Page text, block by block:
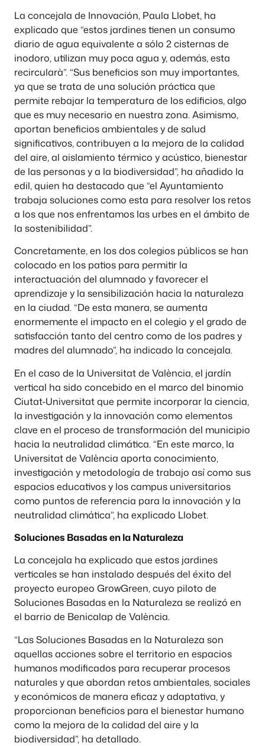
La concejala de Innovación, Paula Llobet, ha
explicado que “estos jardines tienen un consumo
diario de agua equivalente a sólo 2 cisternas de
inodoro, utilizan muy poca agua y, además, esta
recircularà”. “Sus beneficios son muy importantes,
ya que se trata de una solución práctica que
permite rebajar la temperatura de los edificios, algo
que es muy necesario en nuestra zona. Asimismo,
aportan beneficios ambientales y de salud
significativos, contribuyen a la mejora de la calidad
del aire, al aislamiento térmico y acústico, bienestar
de las personas y a la biodiversidad”, ha añadido la
edil, quien ha destacado que “el Ayuntamiento
trabaja soluciones como esta para resolver los retos
a los que nos enfrentamos las urbes en el ámbito de
la sostenibilidad”.
Concretamente, en los dos colegios públicos se han
colocado en los patios para permitir la
interactuación del alumnado y favorecer el
aprendizaje y la sensibilización hacia la naturaleza
en la ciudad. “De esta manera, se aumenta
enormemente el impacto en el colegio y el grado de
satisfacción tanto del centro como de los padres y
madres del alumnado”, ha indicado la concejala.
En el caso de la Universitat de València, el jardín
vertical ha sido concebido en el marco del binomio
Ciutat-Universitat que permite incorporar la ciencia,
la investigación y la innovación como elementos
clave en el proceso de transformación del municipio
hacia la neutralidad climática. “En este marco, la
Universitat de València aporta conocimiento,
investigación y metodología de trabajo así como sus
espacios educativos y los campus universitarios
como puntos de referencia para la innovación y la
neutralidad climática”, ha explicado Llobet.
Soluciones Basadas en la Naturaleza
La concejala ha explicado que estos jardines
verticales se han instalado después del éxito del
proyecto europeo GrowGreen, cuyo piloto de
Soluciones Basadas en la Naturaleza se realizó en
el barrio de Benicalap de València.
“Las Soluciones Basadas en la Naturaleza son
aquellas acciones sobre el territorio en espacios
humanos modificados para recuperar procesos
naturales y que abordan retos ambientales, sociales
y económicos de manera eficaz y adaptativa, y
proporcionan beneficios para el bienestar humano
como la mejora de la calidad del aire y la
biodiversidad”, ha detallado.